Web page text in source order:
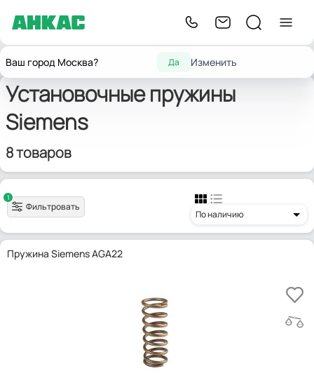
Ваш город Москва? Да Изменить
Главнаягорелок
для горелок
пружины
Установочные пружины
Siemens
8 товаров
1
Фильтровать
По наличию
Пружина Siemens AGA22